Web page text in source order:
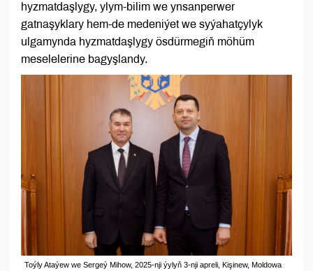
hyzmatdaşlygy, ylym-bilim we ynsanperwer
gatnaşyklary hem-de medeniýet we syýahatçylyk
ulgamynda hyzmatdaşlygy ösdürmegiň möhüm
meselelerine bagyşlandy.
Toýly Ataýew we Sergeý Mihow, 2025-nji ýylyň 3-nji apreli, Kişinew, Moldowa